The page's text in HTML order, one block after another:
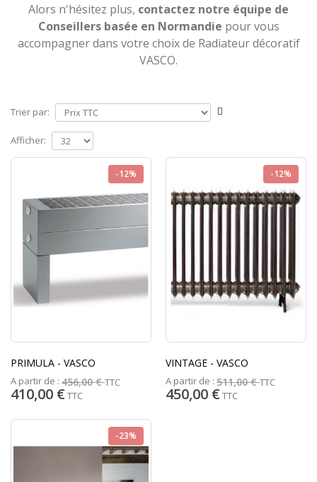
Alors n'hésitez plus, contactez notre équipe de
Conseillers basée en Normandie pour vous
accompagner dans votre choix de Radiateur décoratif
VASCO.
Trier par:
Afficher:
-12%
PRIMULA - VASCO
A partir de : 456,00 €TTC
410,00 €TTC
-12%
VINTAGE - VASCO
A partir de : 511,00 €TTC
450,00 €TTC
-23%